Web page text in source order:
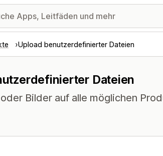
Upload benutzerdefinierter Dateien
Dateien
Bilder auf alle möglichen